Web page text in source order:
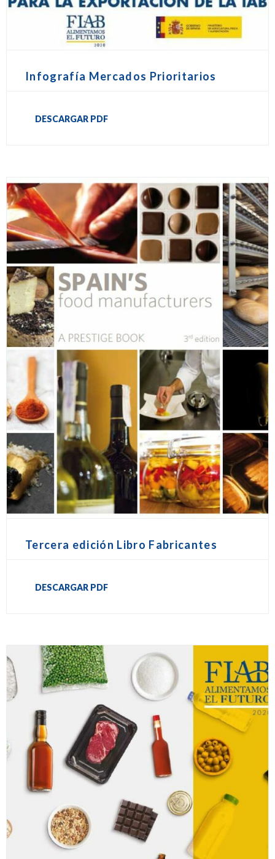
Infografía Mercados Prioritarios
DESCARGAR PDF
Tercera edición Libro Fabricantes
DESCARGAR PDF